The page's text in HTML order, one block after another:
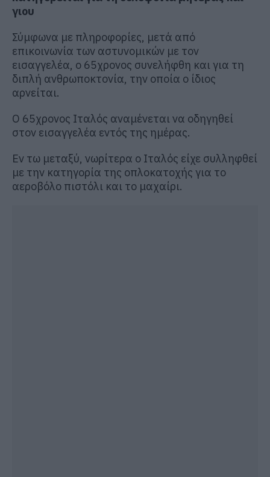
γιου
Σύμφωνα με πληροφορίες, μετά από
επικοινωνία των αστυνομικών με τον
εισαγγελέα, ο 65χρονος συνελήφθη και για τη
διπλή ανθρωποκτονία, την οποία ο ίδιος
αρνείται.
Ο 65χρονος Ιταλός αναμένεται να οδηγηθεί
στον εισαγγελέα εντός της ημέρας.
Εν τω μεταξύ, νωρίτερα ο Ιταλός είχε συλληφθεί
με την κατηγορία της οπλοκατοχής για το
αεροβόλο πιστόλι και το μαχαίρι.